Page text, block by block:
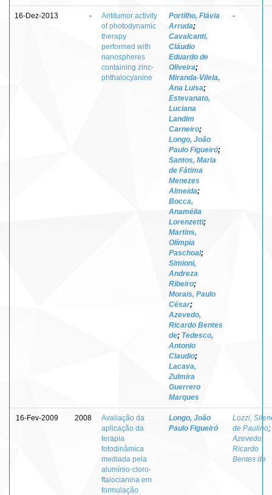
16-Dez-2013 -
Antitumor activity
of photodynamic
therapy
performed with
nanospheres
containing zinc-
phthalocyanine
Portilho, Flávia
Arruda;
Cavalcanti,
Cláudio
Eduardo de
Oliveira;
Miranda-Vilela,
Ana Luisa;
Estevanato,
Luciana
Landim
Carneiro;
Longo, João
Paulo Figueiró;
Santos, Maria
de Fátima
Menezes
Almeida;
Bocca,
Anamélia
Lorenzetti;
Martins,
Olímpia
Paschoal;
Simioni,
Andreza
Ribeiro;
Morais, Paulo
César;
Azevedo,
Ricardo Bentes
de; Tedesco,
Antonio
Claudio;
Lacava,
Zulmira
Guerrero
Marques
-
16-Fev-2009 2008
Avaliação da
aplicação da
terapia
fotodinâmica
mediada pela
alumínio-cloro-
ftalocianina em
formulação
Longo, João
Paulo Figueiró
Lozzi,
de Paulino;
Azevedo,
Ricardo
Bentes de